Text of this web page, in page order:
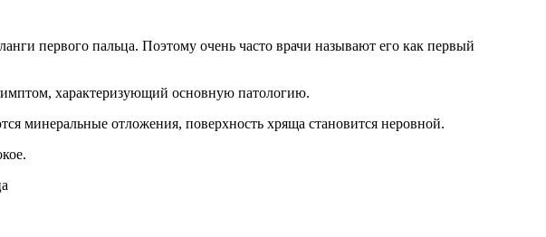
первого пальца. Поэтому очень часто врачи называют его как первый
характеризующий основную патологию.
минеральные отложения, поверхность хряща становится неровной.